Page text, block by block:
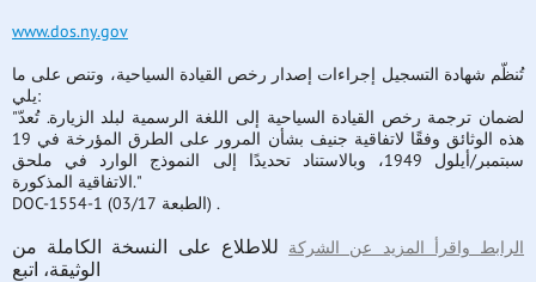
www.dos.ny.gov
تُنظّم شهادة التسجيل إجراءات إصدار رخص القيادة السياحية، وتنص على ما
يلي:
"لضمان ترجمة رخص القيادة السياحية إلى اللغة الرسمية لبلد الزيارة. تُعدّ
هذه الوثائق وفقًا لاتفاقية جنيف بشأن المرور على الطرق المؤرخة في 19
سبتمبر/أيلول 1949، وبالاستناد تحديدًا إلى النموذج الوارد في ملحق
الاتفاقية المذكورة."
DOC-1554-1 (الطبعة 03/17) .
الرابط واقرأ المزيد عن الشركة للاطلاع على النسخة الكاملة من
الوثيقة، اتبع